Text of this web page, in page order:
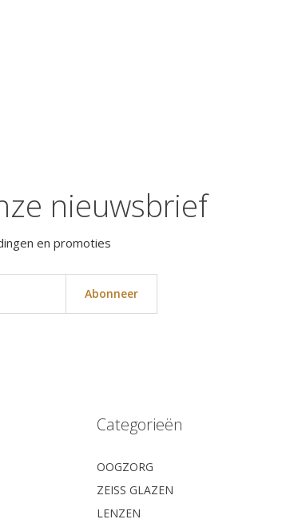
nieuwsbrief
en promoties
Abonneer
Categorieën
OOGZORG
ZEISS GLAZEN
LENZEN